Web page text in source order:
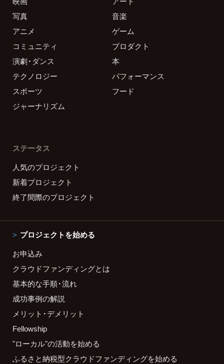
写真
音楽
アニメ
ゲーム
コミュニティ
プロダクト
演劇・ダンス
本
テクノロジー
パフォーマンス
スポーツ
フード
ジャーナリズム
ステータス
人気のプロジェクト
新着プロジェクト
終了間際のプロジェクト
プロジェクトを始める
お申込み
クラウドファンディングとは
基本的な手順・流れ
成功事例の解説
メリット・デメリット
Fellowship
"ローカル"の活動を始める
ふるさと納税型クラウドファンディングを始める